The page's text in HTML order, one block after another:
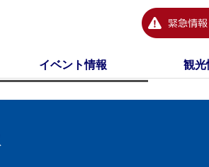
イベント情報 観光